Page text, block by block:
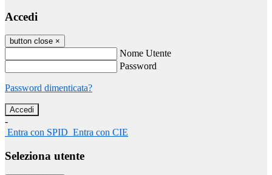
Accedi
button close ×
Nome Utente
Password
Password dimenticata?
-
Entra con SPID Entra con CIE
Seleziona utente